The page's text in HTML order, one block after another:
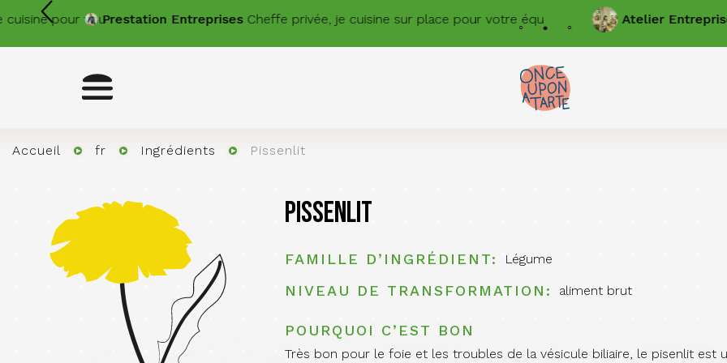
au pour vous.Prestation Entreprises Cheffe privée, je cuisine sur place pour votre équipe Atelier Entreprises
Toggle
navigation
Accueil fr Ingrédients Pissenlit
Pissenlit
FAMILLE D’INGRÉDIENT Légume
NIVEAU DE TRANSFORMATION aliment brut
POURQUOI C’EST BON
Très bon pour le foie et les troubles de la vésicule biliaire, le pisenlit est